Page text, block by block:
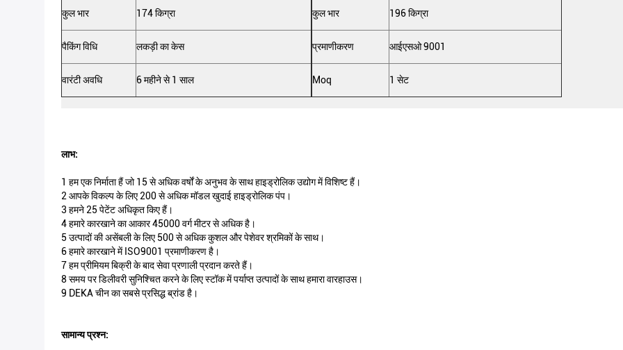
कुल भार 174 किग्रा
पैकिंग विधि लकड़ी का केस
वारंटी अवधि 6 महीने से 1 साल
कुल भार 196 किग्रा
प्रमाणीकरण आईएसओ 9001
Moq 1 सेट
लाभ:
1 हम एक निर्माता हैं जो 15 से अधिक वर्षों के अनुभव के साथ हाइड्रोलिक उद्योग में विशिष्ट हैं।
2 आपके विकल्प के लिए 200 से अधिक मॉडल खुदाई हाइड्रोलिक पंप।
3 हमने 25 पेटेंट अधिकृत किए हैं।
4 हमारे कारखाने का आकार 45000 वर्ग मीटर से अधिक है।
5 उत्पादों की असेंबली के लिए 500 से अधिक कुशल और पेशेवर श्रमिकों के साथ।
6 हमारे कारखाने में ISO9001 प्रमाणीकरण है।
7 हम प्रीमियम बिक्री के बाद सेवा प्रणाली प्रदान करते हैं।
8 समय पर डिलीवरी सुनिश्चित करने के लिए स्टॉक में पर्याप्त उत्पादों के साथ हमारा वारहाउस।
9 DEKA चीन का सबसे प्रसिद्ध ब्रांड है।
सामान्य प्रश्न: